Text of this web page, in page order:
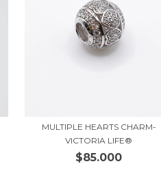
MULTIPLE HEARTS CHARM-
VICTORIA LIFE®
$85.000